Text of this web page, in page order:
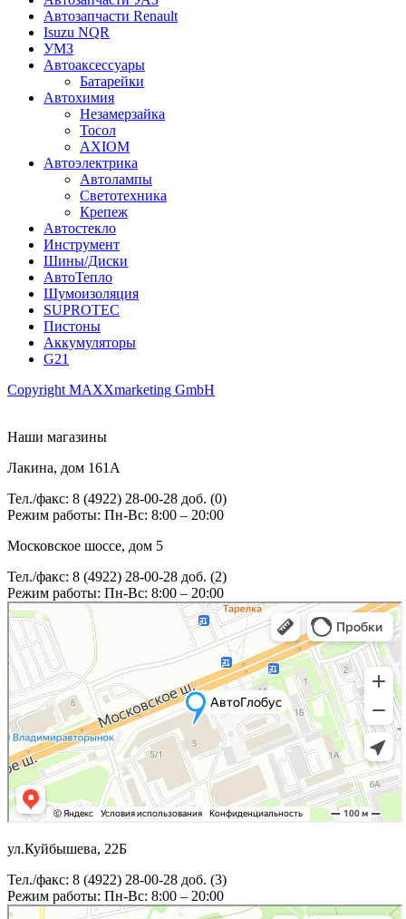
Автозапчасти Renault
Isuzu NQR
УМЗ
Автоаксессуары
Батарейки
Автохимия
Незамерзайка
Тосол
AXIOM
Автоэлектрика
Автолампы
Светотехника
Крепеж
Автостекло
Инструмент
Шины/Диски
АвтоТепло
Шумоизоляция
SUPROTEC
Пистоны
Аккумуляторы
G21
Copyright MAXXmarketing GmbH
Наши магазины
Лакина, дом 161А
Тел./факс: 8 (4922) 28-00-28 доб. (0)
Режим работы: Пн-Вс: 8:00 – 20:00
Московское шоссе, дом 5
Тел./факс: 8 (4922) 28-00-28 доб. (2)
Режим работы: Пн-Вс: 8:00 – 20:00
ул.Куйбышева, 22Б
Тел./факс: 8 (4922) 28-00-28 доб. (3)
Режим работы: Пн-Вс: 8:00 – 20:00